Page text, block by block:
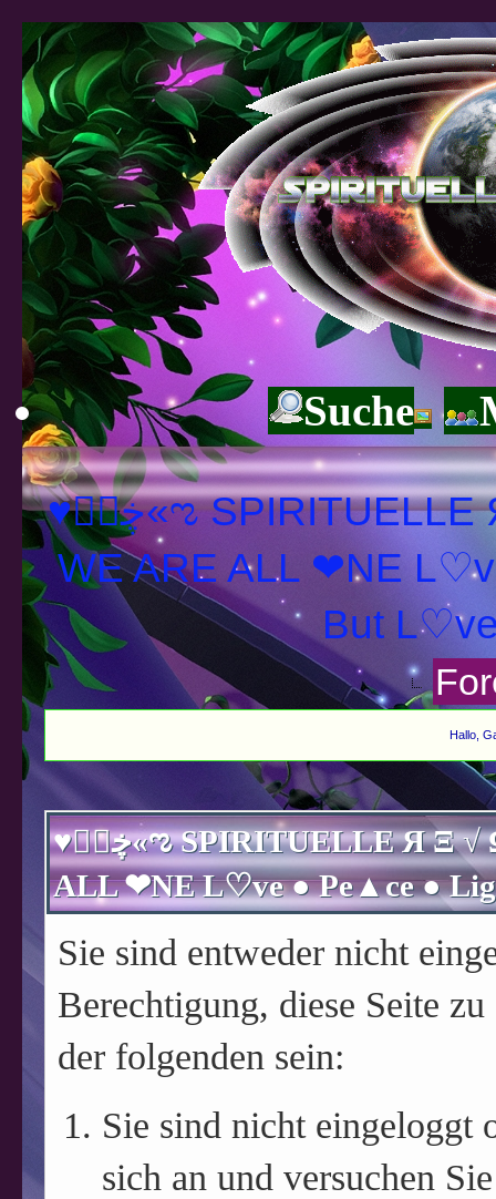
Suche
♥ڿڰۣ«ಌ SPIRITUELLE Я Ξ √ Ω L U T ↑ ☼ N - Forum -
WE ARE ALL ❤NE
Hallo,
♥ڿڰۣ«ಌ SPIRITUELLE Я Ξ √ Ω L U T ↑ ☼ N - Forum - WE ARE
Sie sind entweder nicht
Berechtigung, diese Seite
der folgenden sein:
Sie sind nicht eingeloggt
sich an und versuchen